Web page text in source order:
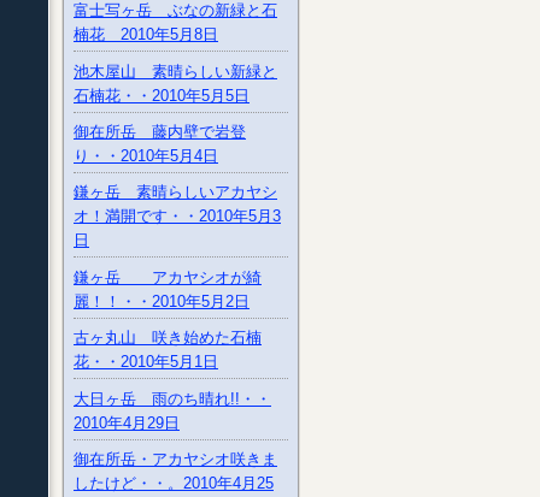
富士写ヶ岳 ぶなの新緑と石
楠花 2010年5月8日
池木屋山 素晴らしい新緑と
石楠花・・2010年5月5日
御在所岳 藤内壁で岩登
り・・2010年5月4日
鎌ヶ岳 素晴らしいアカヤシ
オ！満開です・・2010年5月3
日
鎌ヶ岳 アカヤシオが綺
麗！！・・2010年5月2日
古ヶ丸山 咲き始めた石楠
花・・2010年5月1日
大日ヶ岳 雨のち晴れ!!・・
2010年4月29日
御在所岳・アカヤシオ咲きま
したけど・・。2010年4月25